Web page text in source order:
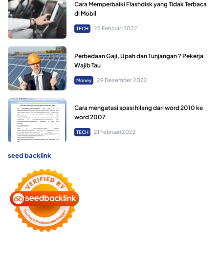
Cara Memperbaiki Flashdisk yang Tidak Terbaca
di Mobil
TECH 22 Februari 2022
Perbedaan Gaji, Upah dan Tunjangan ? Pekerja
Wajib Tau
Money 29 Desember 2022
Cara mengatasi spasi hilang dari word 2010 ke
word 2007
TECH 21 Februari 2022
seed backlink